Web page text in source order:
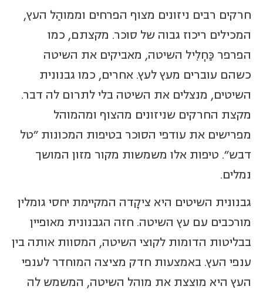
חרקים רבים ניזונים מצוף הפרחים וממוהַל העץ,
המכילים ריכוז גבוה של סוכר. מקצתם, כמו
הפרפר כַּחְלִיל השיטה, מאביקים את השיטה
כשהם עוברים מעץ לעץ. אחרים, כמו גבנונית
השיטים, מנצלים את השיטה בלי לתרום לה דבר.
מקצת החרקים שניזונים מהצוף ומהמוהל
מפרישים את עודפי הסוכר בטיפות המכונות "טל
דבש". טיפות אלו משמשות מקור מזון המושך
נמלים.
גבנונית השיטים היא ציקָדה המקיימת יחסי גומלין
מורכבים עם עץ השיטה. חזה הגבנונית מאופיין
בבליטות הדומות לקוצי השיטה, המסוות אותה בין
ענפי העץ. באמצעות חדק מציצה המוחדר לענפי
העץ היא מוצצת את מוהל השיטה, המשמש לה